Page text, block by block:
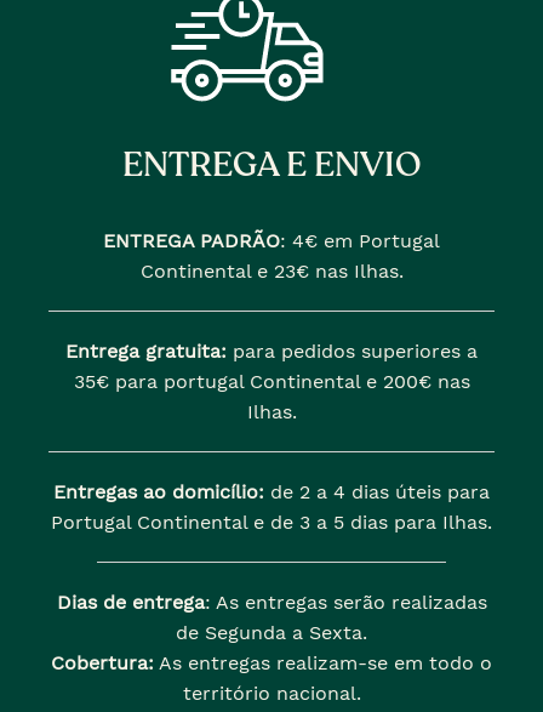
ENTREGA E ENVIO
ENTREGA PADRÃO: 4€ em Portugal
Continental e 23€ nas Ilhas.
Entrega gratuita: para pedidos superiores a
35€ para portugal Continental e 200€ nas
Ilhas.
Entregas ao domicílio: de 2 a 4 dias úteis para
Portugal Continental e de 3 a 5 dias para Ilhas.
Dias de entrega: As entregas serão realizadas
de Segunda a Sexta.
Cobertura: As entregas realizam-se em todo o
território nacional.